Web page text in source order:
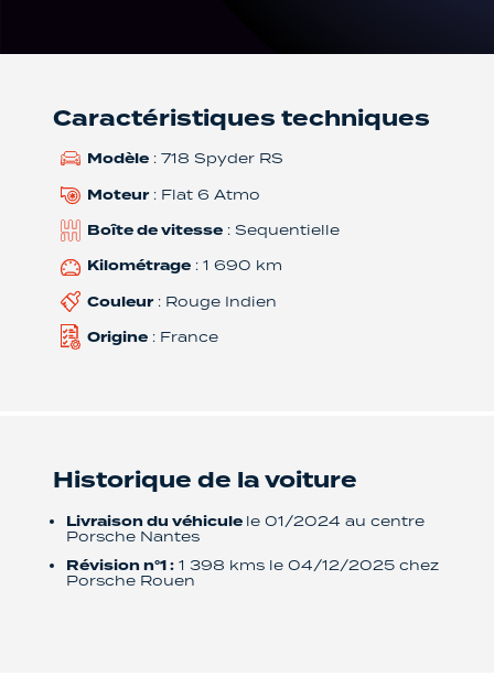
Caractéristiques techniques
Modèle: 718 Spyder RS
Moteur: Flat 6 Atmo
Boîte de vitesse: Sequentielle
Kilométrage: 1 690 km
Couleur: Rouge Indien
Origine: France
Historique de la voiture
Livraison du véhicule le 01/2024 au centre
Porsche Nantes
Révision n°1 : 1 398 kms le 04/12/2025 chez
Porsche Rouen